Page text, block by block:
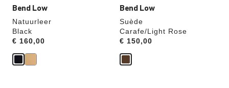
Bend Low
Natuurleer
Black
Price:
€ 160,00
Bend Low
Suède
Carafe/Light Rose
Price:
€ 150,00